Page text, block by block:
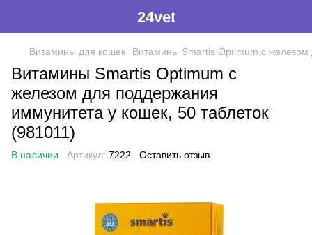
24vet
Витамины для кошек Витамины Smartis Optimum с железом
Витамины Smartis Optimum с
железом для поддержания
иммунитета у кошек, 50 таблеток
(981011)
В наличии Артикул: 7222 Оставить отзыв